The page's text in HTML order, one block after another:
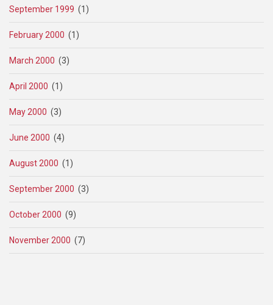
September 1999 (1)
February 2000 (1)
March 2000 (3)
April 2000 (1)
May 2000 (3)
June 2000 (4)
August 2000 (1)
September 2000 (3)
October 2000 (9)
November 2000 (7)